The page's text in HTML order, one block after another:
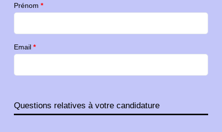
Prénom *
Email *
Questions relatives à votre candidature